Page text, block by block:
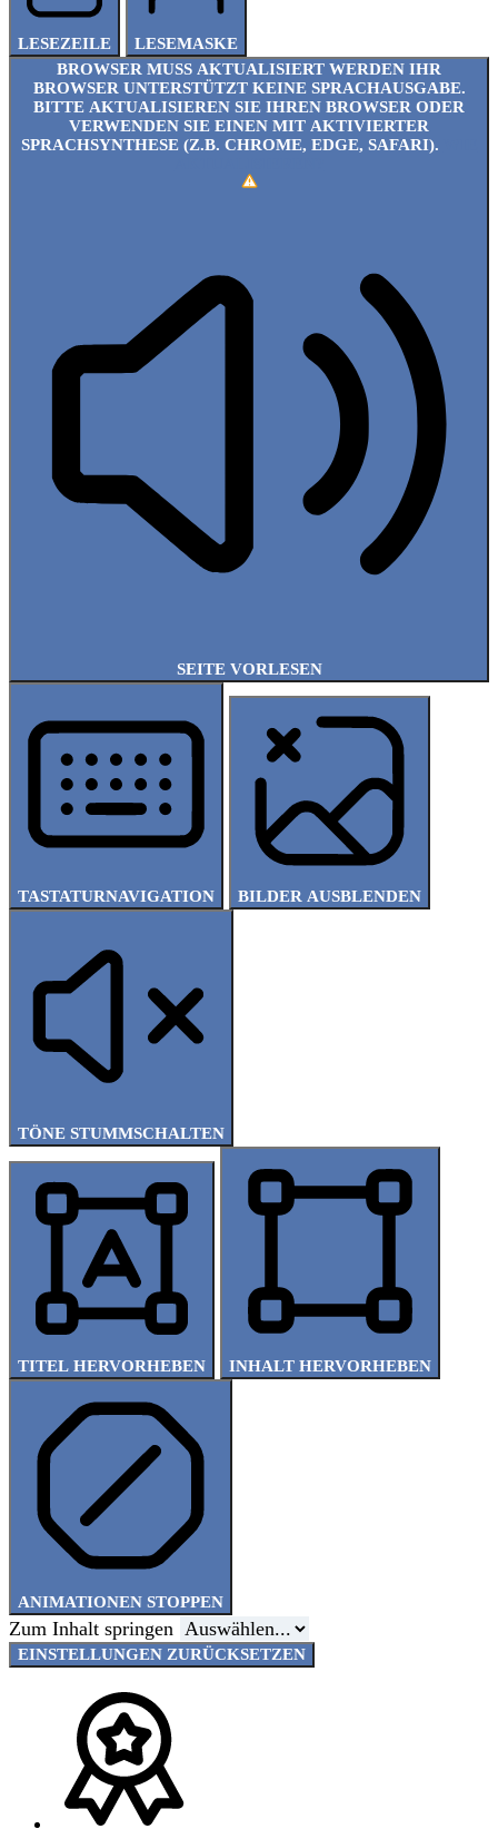
LESEZEILE
LESEMASKE
BROWSER MUSS AKTUALISIERT WERDEN IHR
BROWSER UNTERSTÜTZT KEINE SPRACHAUSGABE.
BITTE AKTUALISIEREN SIE IHREN BROWSER ODER
VERWENDEN SIE EINEN MIT AKTIVIERTER
SPRACHSYNTHESE (Z.B. CHROME, EDGE, SAFARI).
SEITE VORLESEN
TASTATURNAVIGATION BILDER AUSBLENDEN
TÖNE STUMMSCHALTEN
TITEL HERVORHEBEN INHALT HERVORHEBEN
ANIMATIONEN STOPPEN
Zum Inhalt springen
EINSTELLUNGEN ZURÜCKSETZEN